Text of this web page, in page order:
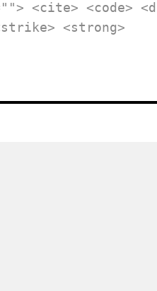
<cite> <code>
<strong>